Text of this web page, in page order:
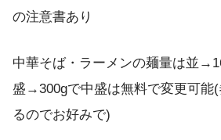
の注意書あり
中華そば・ラーメンの麺量は並
盛→300gで中盛は無料で変更可能
るのでお好みで)